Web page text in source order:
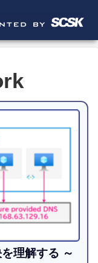
理解する ～